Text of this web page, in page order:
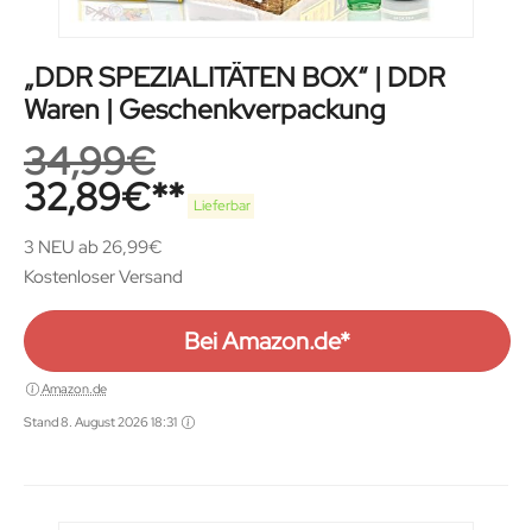
„DDR SPEZIALITÄTEN BOX“ | DDR
Waren | Geschenkverpackung
34,99€
32,89€ Lieferbar
3 NEU ab 26,99€
Kostenloser Versand
Bei Amazon.de*
Amazon.de
Stand 8. August 2026 18:31